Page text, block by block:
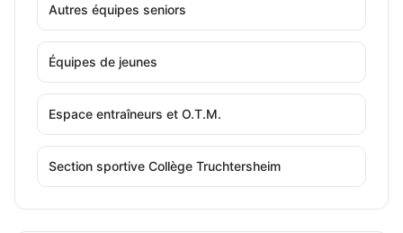
Autres équipes seniors
Équipes de jeunes
Espace entraîneurs et O.T.M.
Section sportive Collège Truchtersheim